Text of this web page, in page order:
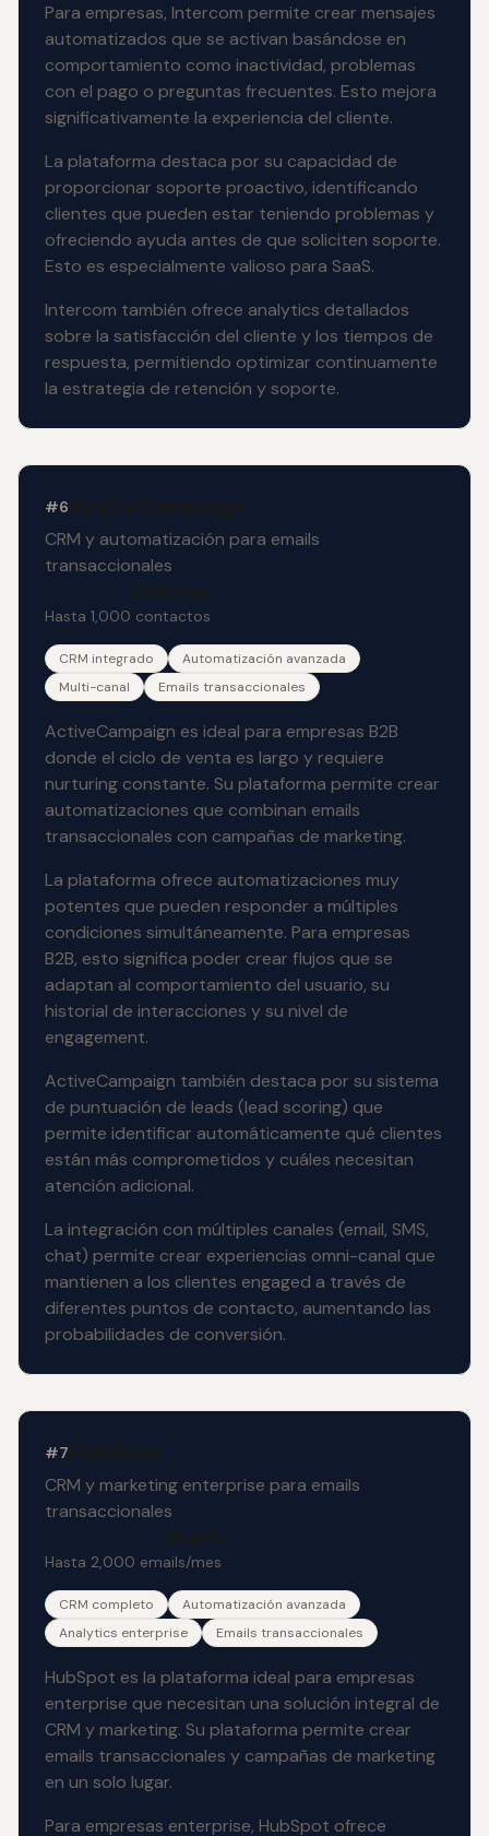
Para empresas, Intercom permite crear mensajes
automatizados que se activan basándose en
comportamiento como inactividad, problemas
con el pago o preguntas frecuentes. Esto mejora
significativamente la experiencia del cliente.
La plataforma destaca por su capacidad de
proporcionar soporte proactivo, identificando
clientes que pueden estar teniendo problemas y
ofreciendo ayuda antes de que soliciten soporte.
Esto es especialmente valioso para SaaS.
Intercom también ofrece analytics detallados
sobre la satisfacción del cliente y los tiempos de
respuesta, permitiendo optimizar continuamente
la estrategia de retención y soporte.
#6
CRM y automatización para emails
transaccionales
Hasta 1,000 contactos
CRM integrado
Automatización avanzada
Multi-canal
Emails transaccionales
ActiveCampaign es ideal para empresas B2B
donde el ciclo de venta es largo y requiere
nurturing constante. Su plataforma permite crear
automatizaciones que combinan emails
transaccionales con campañas de marketing.
La plataforma ofrece automatizaciones muy
potentes que pueden responder a múltiples
condiciones simultáneamente. Para empresas
B2B, esto significa poder crear flujos que se
adaptan al comportamiento del usuario, su
historial de interacciones y su nivel de
engagement.
ActiveCampaign también destaca por su sistema
de puntuación de leads (lead scoring) que
permite identificar automáticamente qué clientes
están más comprometidos y cuáles necesitan
atención adicional.
La integración con múltiples canales (email, SMS,
chat) permite crear experiencias omni-canal que
mantienen a los clientes engaged a través de
diferentes puntos de contacto, aumentando las
probabilidades de conversión.
#7
CRM y marketing enterprise para emails
transaccionales
Hasta 2,000 emails/mes
CRM completo
Automatización avanzada
Analytics enterprise
Emails transaccionales
HubSpot es la plataforma ideal para empresas
enterprise que necesitan una solución integral de
CRM y marketing. Su plataforma permite crear
emails transaccionales y campañas de marketing
en un solo lugar.
Para empresas enterprise, HubSpot ofrece